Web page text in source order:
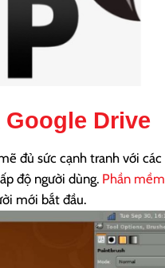
Drive
đủ sức cạnh tranh với các
độ người dùng. Phần mềm
mới bắt đầu.